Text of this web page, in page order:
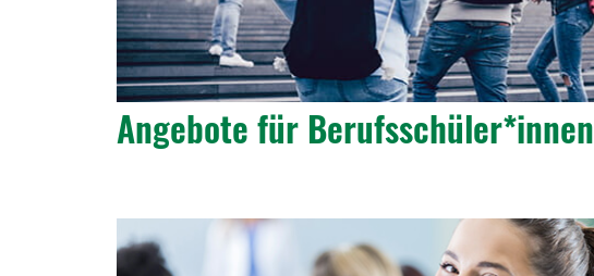
Ange­bote für Berufs­schüler*innen